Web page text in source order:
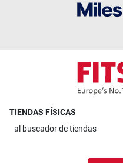
TIENDAS FÍSICAS
al buscador de tiendas